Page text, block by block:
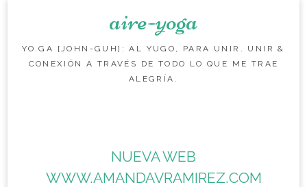
aire-yoga
YO.GA [JOHN-GUH]: AL YUGO, PARA UNIR. UNIR &
CONEXIÓN A TRAVÉS DE TODO LO QUE ME TRAE
ALEGRÍA.
NUEVA WEB
WWW.AMANDAVRAMIREZ.COM